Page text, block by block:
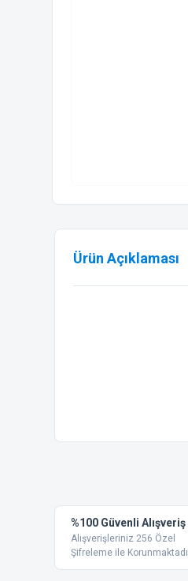
Ürün Açıklaması
Ürün resmi
Ürün
Ürün bilgilerinde
Ürün fiyatı diğer
%100 Güvenli Alışveriş
Alışverişleriniz 256 Özel
Şifreleme ile